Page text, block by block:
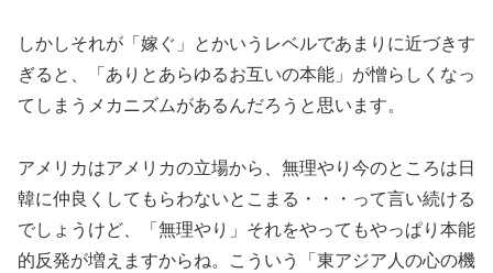
しかしそれが「嫁ぐ」とかいうレベルであまりに近づきす
ぎると、「ありとあらゆるお互いの本能」が憎らしくなっ
てしまうメカニズムがあるんだろうと思います。
アメリカはアメリカの立場から、無理やり今のところは日
韓に仲良くしてもらわないとこまる・・・って言い続ける
でしょうけど、「無理やり」それをやってもやっぱり本能
的反発が増えますからね。こういう「東アジア人の心の機